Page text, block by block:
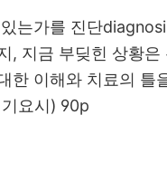
는가를 진단
, 지금 부딪힌 상황
한 이해와 치료의
요시) 90p